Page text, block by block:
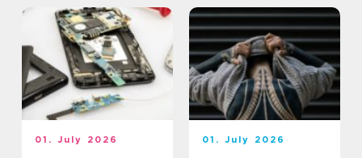
01. July 2026 01. July 2026